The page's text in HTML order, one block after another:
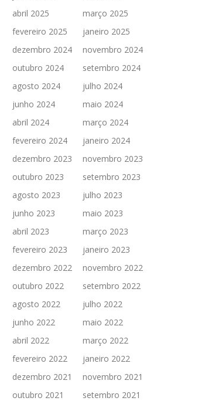
abril 2025
março 2025
fevereiro 2025
janeiro 2025
dezembro 2024
novembro 2024
outubro 2024
setembro 2024
agosto 2024
julho 2024
junho 2024
maio 2024
abril 2024
março 2024
fevereiro 2024
janeiro 2024
dezembro 2023
novembro 2023
outubro 2023
setembro 2023
agosto 2023
julho 2023
junho 2023
maio 2023
abril 2023
março 2023
fevereiro 2023
janeiro 2023
dezembro 2022
novembro 2022
outubro 2022
setembro 2022
agosto 2022
julho 2022
junho 2022
maio 2022
abril 2022
março 2022
fevereiro 2022
janeiro 2022
dezembro 2021
novembro 2021
outubro 2021
setembro 2021